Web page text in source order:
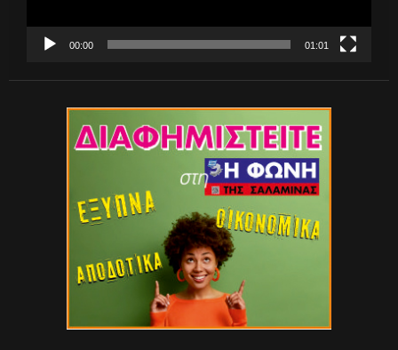
00:00 01:01